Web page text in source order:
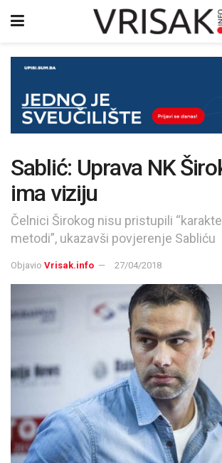
Sablić: Uprava NK
ima viziju
Čelnici Širokog nisu pristupili
metodi”, ukazavši povjerenje Sabliću
Objavio Vrisak.info 27/04/2018